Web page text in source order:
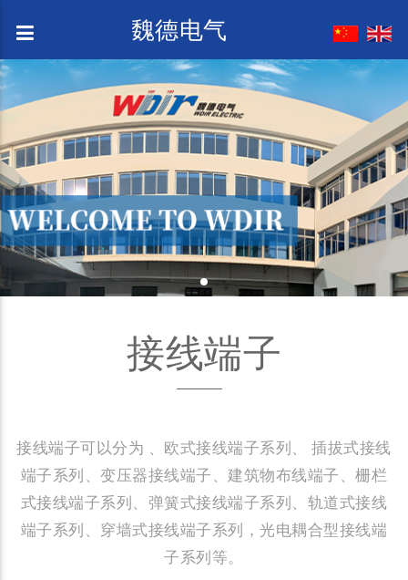
魏德电气
接线端子
接线端子可以分为 、欧式接线端子系列、 插拔式接线
端子系列、变压器接线端子、建筑物布线端子、栅栏
式接线端子系列、弹簧式接线端子系列、轨道式接线
端子系列、穿墙式接线端子系列，光电耦合型接线端
子系列等。